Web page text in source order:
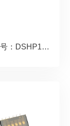
产品型号：DSHP10TSGER